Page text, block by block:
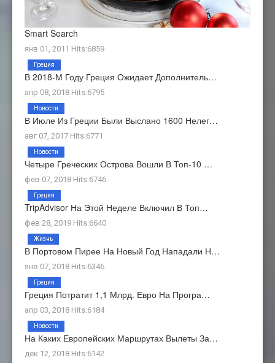
Smart Search
янв 01, 2011 Hits:6859
В 2018-М Году Греция Ожидает Дополнитель…
апр 08, 2018 Hits:6795
Греция
В Июле Из Греции Были Выслано 1600 Нелег…
авг 07, 2017 Hits:6771
Новости
Четыре Греческих Острова Вошли В Топ-10 …
фев 07, 2018 Hits:6746
Новости
TripAdvisor На Этой Неделе Включил В Топ…
фев 28, 2019 Hits:6640
Греция
В Портовом Пирее На Новый Год Нападали Н…
янв 07, 2018 Hits:6346
Жизнь
Греция Потратит 1,1 Млрд. Евро На Програ…
апр 03, 2018 Hits:6184
Греция
На Каких Европейских Маршрутах Вылеты За…
дек 12, 2018 Hits:6142
Новости